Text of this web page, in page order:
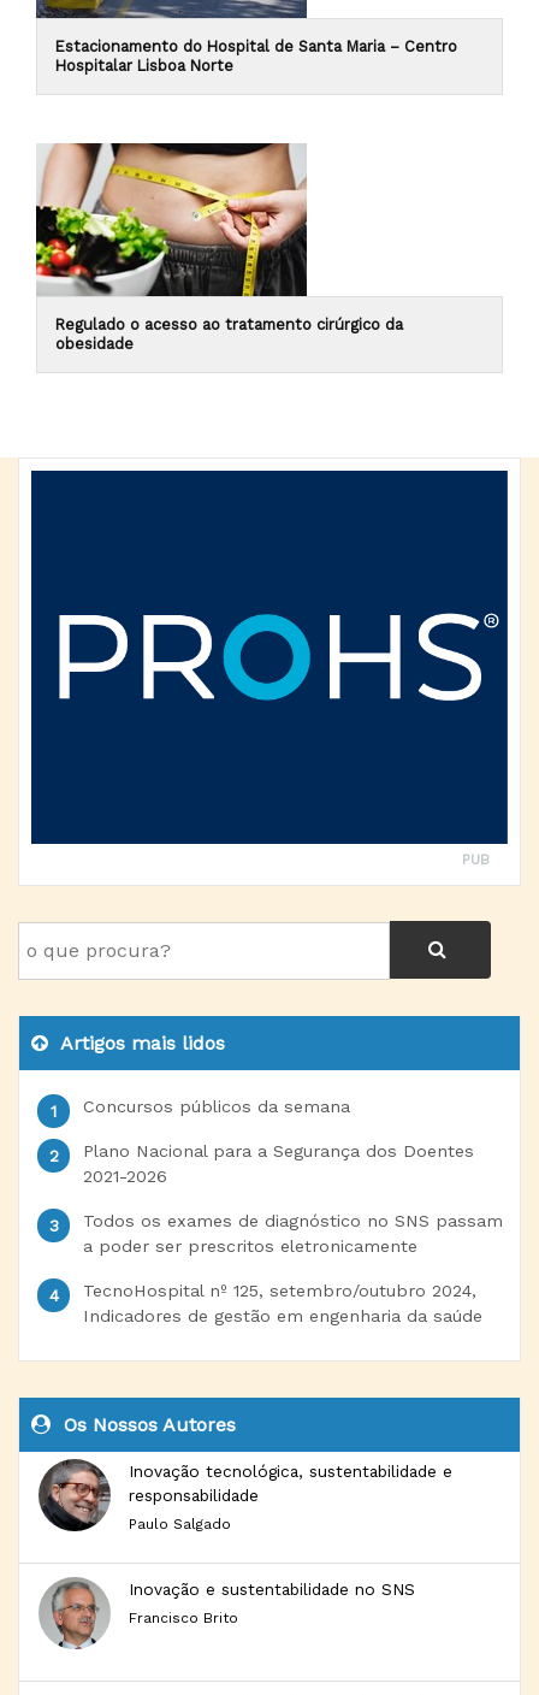
Estacionamento do Hospital de Santa Maria – Centro
Hospitalar Lisboa Norte
Regulado o acesso ao tratamento cirúrgico da
obesidade
PUB
Artigos mais lidos
Concursos públicos da semana
Plano Nacional para a Segurança dos Doentes
2021-2026
Todos os exames de diagnóstico no SNS passam
a poder ser prescritos eletronicamente
TecnoHospital nº 125, setembro/outubro 2024,
Indicadores de gestão em engenharia da saúde
Os Nossos Autores
Inovação tecnológica, sustentabilidade e
responsabilidade
Paulo Salgado
Inovação e sustentabilidade no SNS
Francisco Brito